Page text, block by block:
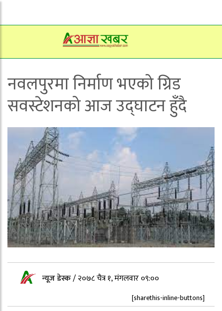
नवलपुरमा निर्माण भएको ग्रिड
सवस्टेशनको आज उद्घाटन हुँदै
न्यूज डेस्क/२०७८ चैत्र १, मंगलवार ०९:००
[sharethis-inline-buttons]